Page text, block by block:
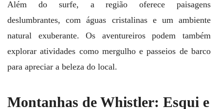
Além do surfe, a região oferece paisagens
deslumbrantes, com águas cristalinas e um ambiente
natural exuberante. Os aventureiros podem também
explorar atividades como mergulho e passeios de barco
para apreciar a beleza do local.
Montanhas de Whistler: Esqui e